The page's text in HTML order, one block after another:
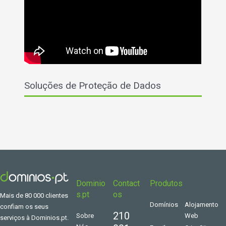
Soluções de Proteção de Dados
Mais de 80 000 clientes
confiam os seus
serviços à Dominios.pt.
Dominio
s.pt
Sobre
Contact
os
210
Produtos
Domínios
Alojamento
Web